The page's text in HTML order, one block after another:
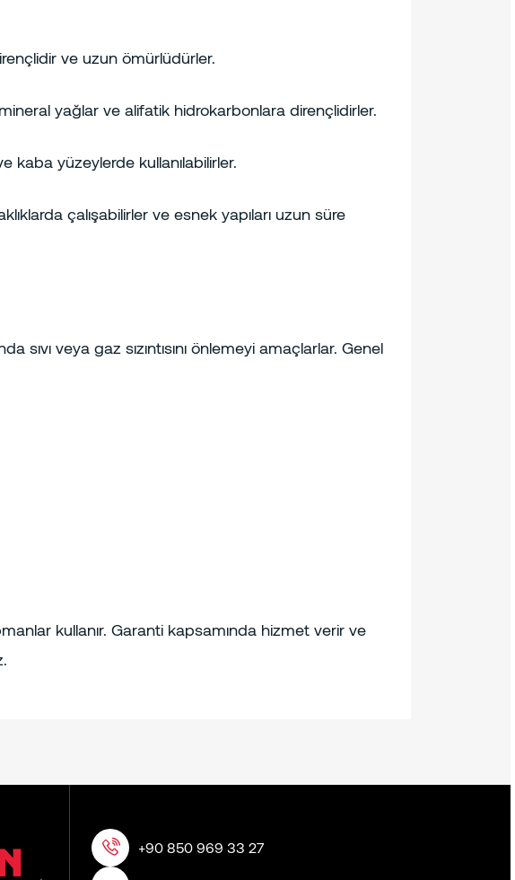
ve uzun ömürlüdürler.
yağlar ve alifatik hidrokarbonlara dirençlidirler.
kaba yüzeylerde kullanılabilirler.
çalışabilirler ve esnek yapıları uzun süre
sıvı veya gaz sızıntısını önlemeyi amaçlarlar. Genel
kullanır. Garanti kapsamında hizmet verir ve
+90 850 969 33 27